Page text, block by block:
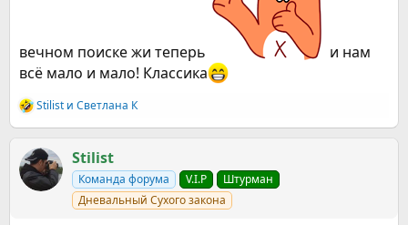
вечном поиске жи теперь
и нам
всë мало и мало! Классика
Р
е
к
ц
и
Stilist и Светлана К
Stilist
Команда форума V.I.P
Штурман
Дневальный Сухого закона